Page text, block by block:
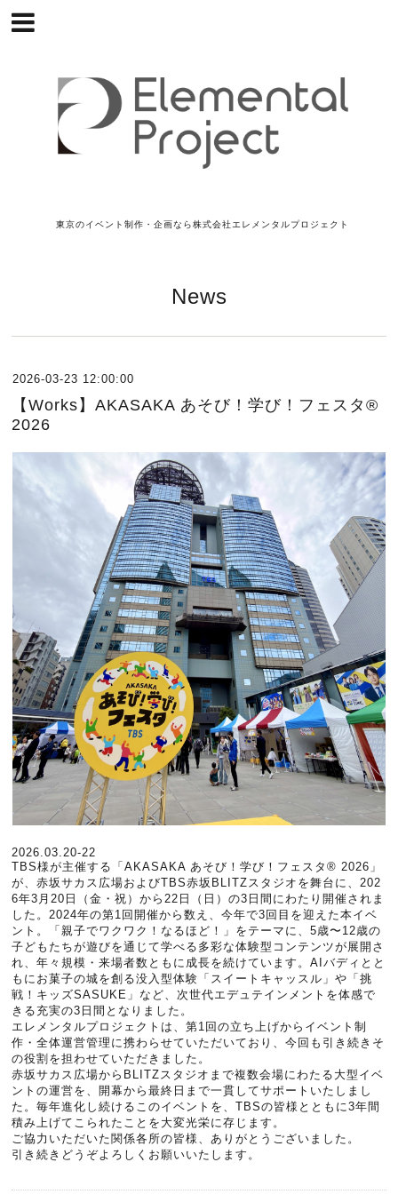
東京のイベント制作・企画なら株式会社エレメンタルプロジェクト
News
2026-03-23 12:00:00
【Works】AKASAKA あそび！学び！フェスタ®
2026
2026.03.20-22
TBS様が主催する「AKASAKA あそび！学び！フェスタ® 2026」
が、赤坂サカス広場およびTBS赤坂BLITZスタジオを舞台に、202
6年3月20日（金・祝）から22日（日）の3日間にわたり開催されま
した。2024年の第1回開催から数え、今年で3回目を迎えた本イベ
ント。「親子でワクワク！なるほど！」をテーマに、5歳〜12歳の
子どもたちが遊びを通じて学べる多彩な体験型コンテンツが展開さ
れ、年々規模・来場者数ともに成長を続けています。AIバディとと
もにお菓子の城を創る没入型体験「スイートキャッスル」や「挑
戦！キッズSASUKE」など、次世代エデュテインメントを体感で
きる充実の3日間となりました。
エレメンタルプロジェクトは、第1回の立ち上げからイベント制
作・全体運営管理に携わらせていただいており、今回も引き続きそ
の役割を担わせていただきました。
赤坂サカス広場からBLITZスタジオまで複数会場にわたる大型イベ
ントの運営を、開幕から最終日まで一貫してサポートいたしまし
た。毎年進化し続けるこのイベントを、TBSの皆様とともに3年間
積み上げてこられたことを大変光栄に存じます。
ご協力いただいた関係各所の皆様、ありがとうございました。
引き続きどうぞよろしくお願いいたします。